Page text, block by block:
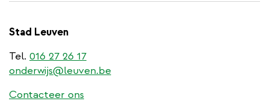
Stad Leuven
Tel. 016 27 26 17
onderwijs@leuven.be
Contacteer ons